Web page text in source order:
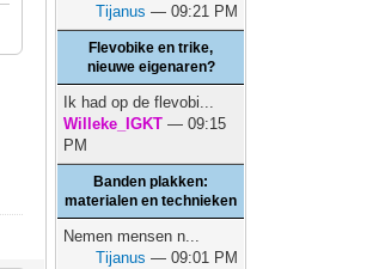
Tijanus — 09:21 PM
Flevobike en trike,
nieuwe eigenaren?
Ik had op de flevobi...
Willeke_IGKT — 09:15
PM
Banden plakken:
materialen en technieken
Nemen mensen n...
Tijanus — 09:01 PM